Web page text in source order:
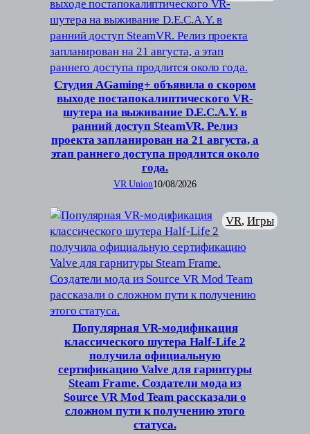
Студия AGaming+ объявила о скором
выходе постапокалиптического VR-
шутера на выживание D.E.C.A.Y. в
ранний доступ SteamVR. Релиз
проекта запланирован на 21 августа, а
этап раннего доступа продлится около
года.
VR Union10/08/2026
Популярная VR-модификация
классического шутера Half-Life 2
получила официальную
сертификацию Valve для гарнитуры
Steam Frame. Создатели мода из
Source VR Mod Team рассказали о
сложном пути к получению этого
статуса.
VR, Игры